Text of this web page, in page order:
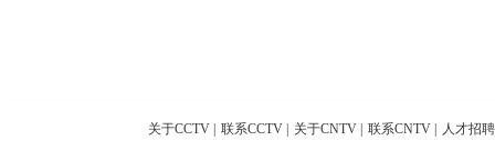
关于CCTV 联系CCTV 关于CNTV 联系CNTV 人才招聘